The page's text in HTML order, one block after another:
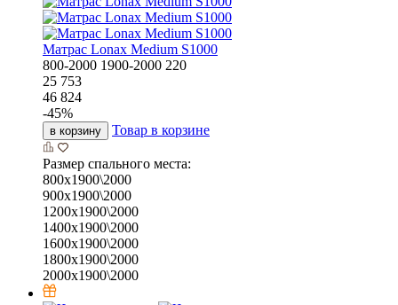
Матрас Lonax Medium S1000
800-2000 1900-2000 220
25 753
46 824
-45%
в корзину Товар в корзине
Размер спального места:
800х1900\2000
900х1900\2000
1200х1900\2000
1400х1900\2000
1600х1900\2000
1800х1900\2000
2000х1900\2000